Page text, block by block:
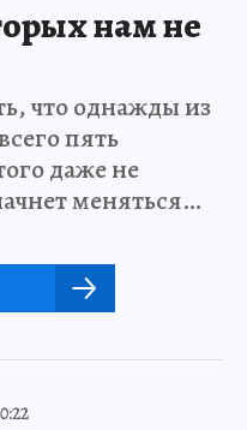
нам не
что однажды из
пять
даже не
меняться…